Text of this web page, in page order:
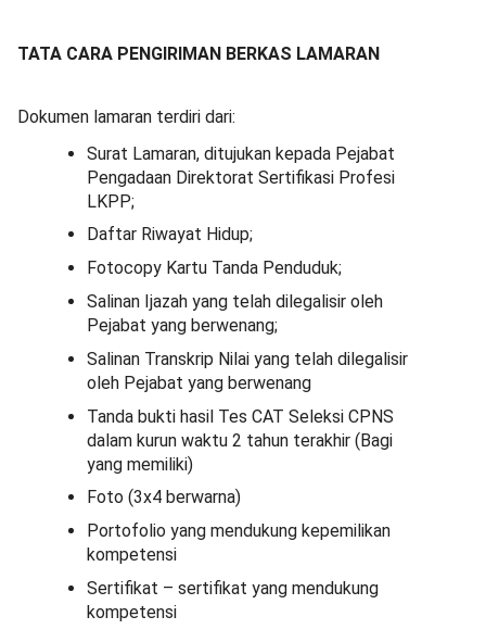
TATA CARA PENGIRIMAN BERKAS LAMARAN
Dokumen lamaran terdiri dari:
Surat Lamaran, ditujukan kepada Pejabat
Pengadaan Direktorat Sertifikasi Profesi
LKPP;
Daftar Riwayat Hidup;
Fotocopy Kartu Tanda Penduduk;
Salinan Ijazah yang telah dilegalisir oleh
Pejabat yang berwenang;
Salinan Transkrip Nilai yang telah dilegalisir
oleh Pejabat yang berwenang
Tanda bukti hasil Tes CAT Seleksi CPNS
dalam kurun waktu 2 tahun terakhir (Bagi
yang memiliki)
Foto (3x4 berwarna)
Portofolio yang mendukung kepemilikan
kompetensi
Sertifikat – sertifikat yang mendukung
kompetensi